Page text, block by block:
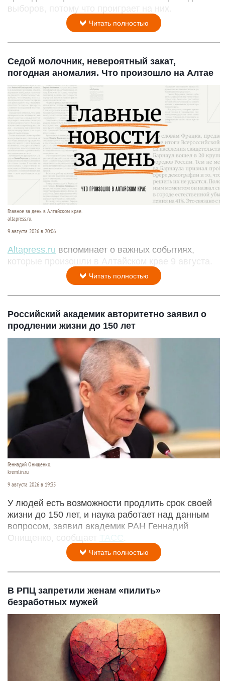
выборов, потому что проиграет на них.
Читать полностью
Седой молочник, невероятный закат,
погодная аномалия. Что произошло на Алтае
Главное за день в Алтайском крае.
altapress.ru.
9 августа 2026 в 20:06
Altapress.ru вспоминает о важных событиях,
которые произошли в Алтайском крае 9 августа.
Читать полностью
Российский академик авторитетно заявил о
продлении жизни до 150 лет
Геннадий Онищенко.
kremlin.ru
9 августа 2026 в 19:35
У людей есть возможности продлить срок своей
жизни до 150 лет, и наука работает над данным
вопросом, заявил академик РАН Геннадий
Онищенко, сообщает ТАСС
Читать полностью
В РПЦ запретили женам «пилить»
безработных мужей